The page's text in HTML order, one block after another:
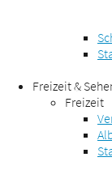
Freizeit &
Freizeit